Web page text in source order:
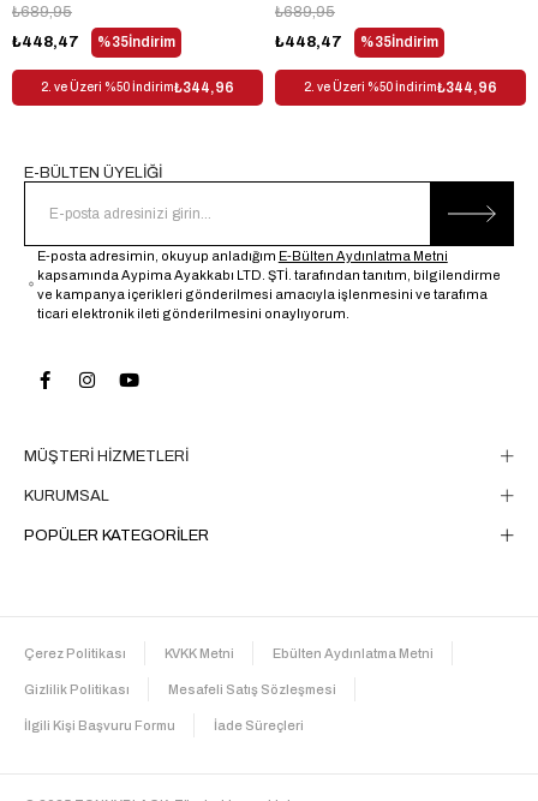
Cinsiyet
%35İndirim
₺448,47
₺689,95
2. ve Üzeri %50 İndirim₺344,96
%35İndirim
₺448,47
₺689,95
2. ve Üzeri %50 İndirim₺344,96
MÜŞTERİ HİZMETLERİ
KURUMSAL
POPÜLER KATEGORİLER
E-BÜLTEN ÜYELİĞİ
E-posta adresimin, okuyup anladığım E-Bülten Aydınlatma Metni
kapsamında Aypima Ayakkabı LTD. ŞTİ. tarafından tanıtım, bilgilendirme
ve kampanya içerikleri gönderilmesi amacıyla işlenmesini ve tarafıma
ticari elektronik ileti gönderilmesini onaylıyorum.
Çerez Politikası KVKK Metni Ebülten Aydınlatma Metni
Gizlilik Politikası Mesafeli Satış Sözleşmesi
İlgili Kişi Başvuru Formu İade Süreçleri